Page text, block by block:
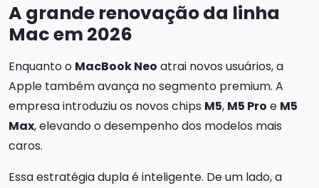
A grande renovação da linha
Mac em 2026
Enquanto o MacBook Neo atrai novos usuários, a
Apple também avança no segmento premium. A
empresa introduziu os novos chips M5, M5 Pro e M5
Max, elevando o desempenho dos modelos mais
caros.
Essa estratégia dupla é inteligente. De um lado, a